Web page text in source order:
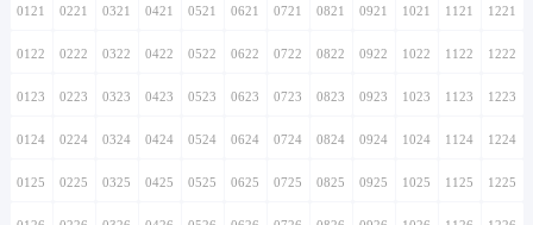
0121 0221 0321 0421 0521 0621 0721 0821 0921 1021 1121 1221
0122 0222 0322 0422 0522 0622 0722 0822 0922 1022 1122 1222
0123 0223 0323 0423 0523 0623 0723 0823 0923 1023 1123 1223
0124 0224 0324 0424 0524 0624 0724 0824 0924 1024 1124 1224
0125 0225 0325 0425 0525 0625 0725 0825 0925 1025 1125 1225